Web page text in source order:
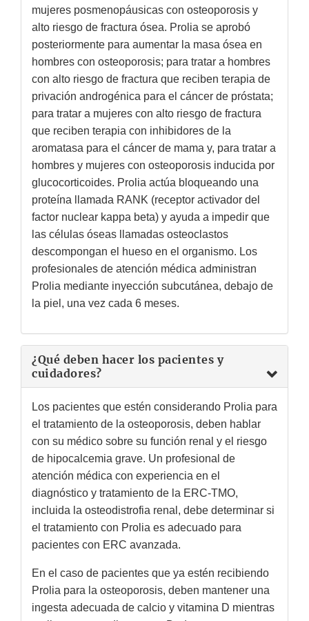
mujeres posmenopáusicas con osteoporosis y
alto riesgo de fractura ósea. Prolia se aprobó
posteriormente para aumentar la masa ósea en
hombres con osteoporosis; para tratar a hombres
con alto riesgo de fractura que reciben terapia de
privación androgénica para el cáncer de próstata;
para tratar a mujeres con alto riesgo de fractura
que reciben terapia con inhibidores de la
aromatasa para el cáncer de mama y, para tratar a
hombres y mujeres con osteoporosis inducida por
glucocorticoides. Prolia actúa bloqueando una
proteína llamada RANK (receptor activador del
factor nuclear kappa beta) y ayuda a impedir que
las células óseas llamadas osteoclastos
descompongan el hueso en el organismo. Los
profesionales de atención médica administran
Prolia mediante inyección subcutánea, debajo de
la piel, una vez cada 6 meses.
¿Qué deben hacer los pacientes y
cuidadores?
Los pacientes que estén considerando Prolia para
el tratamiento de la osteoporosis, deben hablar
con su médico sobre su función renal y el riesgo
de hipocalcemia grave. Un profesional de
atención médica con experiencia en el
diagnóstico y tratamiento de la ERC-TMO,
incluida la osteodistrofia renal, debe determinar si
el tratamiento con Prolia es adecuado para
pacientes con ERC avanzada.
En el caso de pacientes que ya estén recibiendo
Prolia para la osteoporosis, deben mantener una
ingesta adecuada de calcio y vitamina D mientras